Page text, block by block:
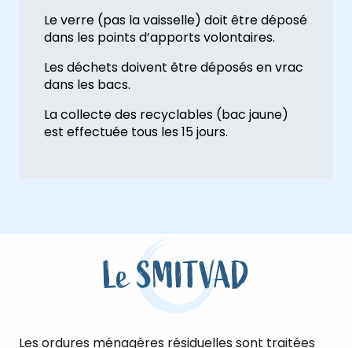
Le verre (pas la vaisselle) doit être déposé
dans les points d’apports volontaires.
Les déchets doivent être déposés en vrac
dans les bacs.
La collecte des recyclables (bac jaune)
est effectuée tous les 15 jours.
Le SMITVAD
Les ordures ménagères résiduelles sont traitées